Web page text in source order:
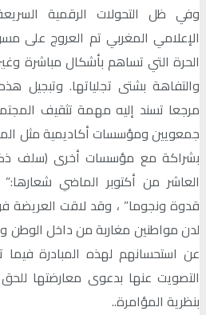
وفي ظل التحولات الرقمية
الإعلامي المغربي تم العروج على
الحرة التي تساهم بأشكال مباشرة
والتفاهة بشتى تجلياتها. وتبجيل هذه
مرجعا تسند إليه مهمة تثقيف
جمعويين ومؤسسات أكاديمية مثل
بشراكة مع مؤسسات أخرى (سلف
العاشر من أكتوبر الماضي
قدوة ونجوما” ، وقد لاقت العريضة
لدن مواطنين مغاربة من داخل الوطن
عن استحسانهم لهذه المبادرة
التصويت عنها بدعوى معارضتها
بنظرية المؤامرة..